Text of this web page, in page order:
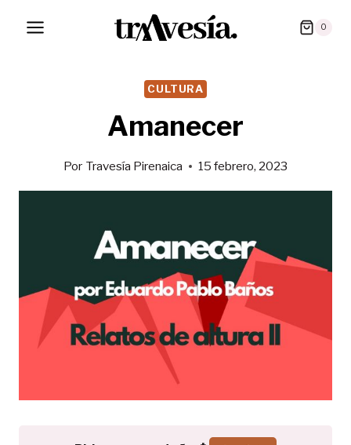
0
CULTURA
Amanecer
Por Travesía Pirenaica 15 febrero, 2023